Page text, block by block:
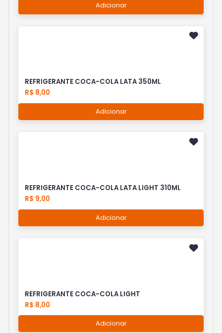
Adicionar
REFRIGERANTE COCA-COLA LATA 350ML
R$ 8,00
Adicionar
REFRIGERANTE COCA-COLA LATA LIGHT 310ML
R$ 9,00
Adicionar
REFRIGERANTE COCA-COLA LIGHT
R$ 8,00
Adicionar